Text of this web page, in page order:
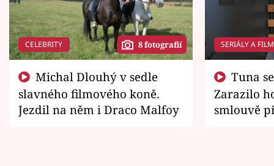
CELEBRITY 8 fotografií
slavného filmového koně.
Jezdil na něm i Draco Malfoy
SERIÁLY A
Zarazilo
smlouvě